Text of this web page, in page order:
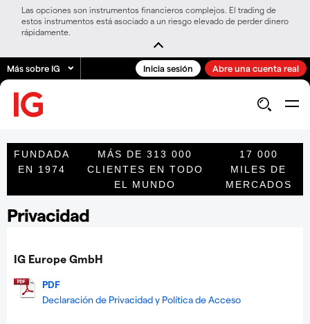
Las opciones son instrumentos financieros complejos. El trading de
estos instrumentos está asociado a un riesgo elevado de perder dinero
rápidamente.
Más sobre IG Inicia sesión Abre una cuenta real
FUNDADA
EN 1974
MÁS DE 313 000
CLIENTES EN TODO
EL MUNDO
17 000
MILES DE
MERCADOS
Privacidad
IG Europe GmbH
PDF
Declaración de Privacidad y Política de Acceso